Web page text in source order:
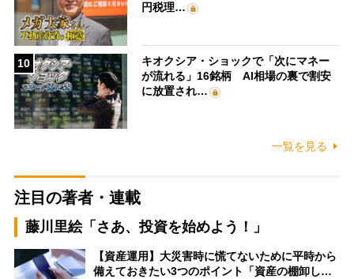
円税理…
10
キオクシア・ショックで「次にマネー
が流れる」16銘柄 AI相場の裏で割安
に放置され…
一覧を見る
注目の著者・連載
藤川里絵「さあ、投資を始めよう！」
【資産運用】大災害時に慌てないために平時から
備えておきたい3つのポイント「資産の棚卸し…